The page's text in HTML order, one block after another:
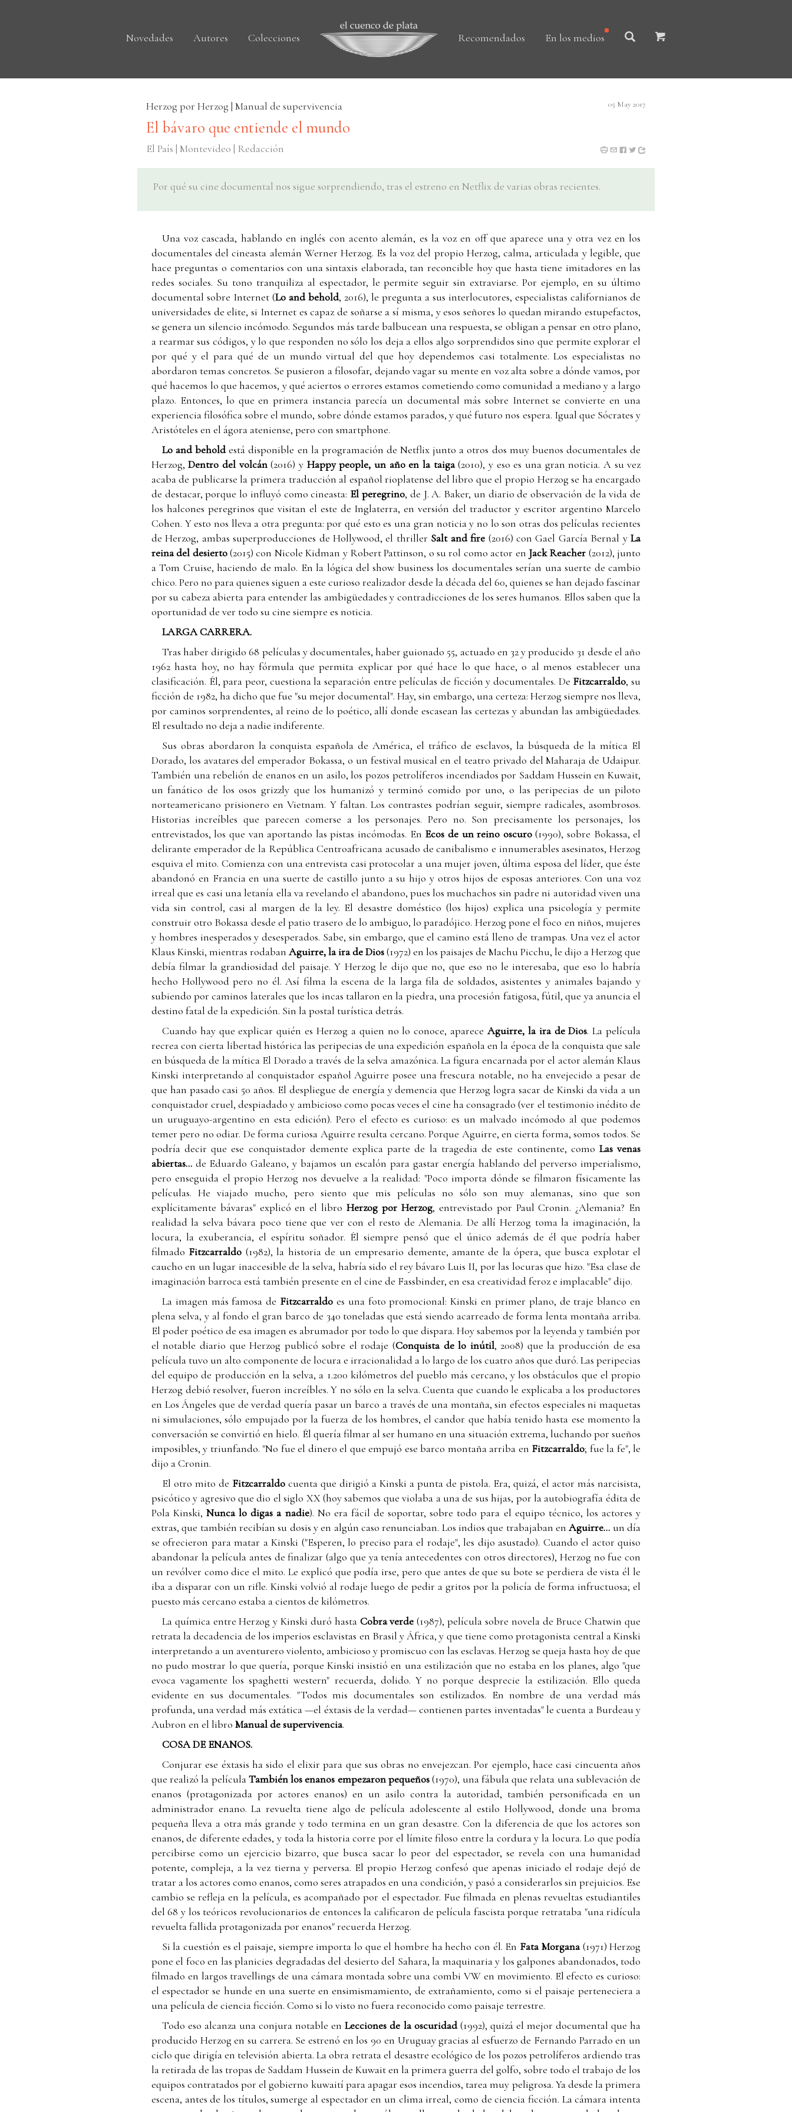
Novedades Autores Colecciones Recomendados En los medios
Herzog por Herzog | Manual de supervivencia 05 May 2017
El bávaro que entiende el mundo
El País | Montevideo | Redacción
Por qué su cine documental nos sigue sorprendiendo, tras el estreno en Netflix de varias obras recientes.
Una voz cascada, hablando en inglés con acento alemán, es la voz en off que aparece una y otra vez en los
documentales del cineasta alemán Werner Herzog. Es la voz del propio Herzog, calma, articulada y legible, que
hace preguntas o comentarios con una sintaxis elaborada, tan reconcible hoy que hasta tiene imitadores en las
redes sociales. Su tono tranquiliza al espectador, le permite seguir sin extraviarse. Por ejemplo, en su último
documental sobre Internet (Lo and behold, 2016), le pregunta a sus interlocutores, especialistas californianos de
universidades de elite, si Internet es capaz de soñarse a sí misma, y esos señores lo quedan mirando estupefactos,
se genera un silencio incómodo. Segundos más tarde balbucean una respuesta, se obligan a pensar en otro plano,
a rearmar sus códigos, y lo que responden no sólo los deja a ellos algo sorprendidos sino que permite explorar el
por qué y el para qué de un mundo virtual del que hoy dependemos casi totalmente. Los especialistas no
abordaron temas concretos. Se pusieron a filosofar, dejando vagar su mente en voz alta sobre a dónde vamos, por
qué hacemos lo que hacemos, y qué aciertos o errores estamos cometiendo como comunidad a mediano y a largo
plazo. Entonces, lo que en primera instancia parecía un documental más sobre Internet se convierte en una
experiencia filosófica sobre el mundo, sobre dónde estamos parados, y qué futuro nos espera. Igual que Sócrates y
Aristóteles en el ágora ateniense, pero con smartphone.
Lo and beholdestá disponible en la programación de Netflix junto a otros dos muy buenos documentales de
Herzog,Dentro del volcán(2016) y Happy people, un año en la taiga(2010), y eso es una gran noticia. A su vez
acaba de publicarse la primera traducción al español rioplatense del libro que el propio Herzog se ha encargado
de destacar, porque lo influyó como cineasta: El peregrino, de J. A. Baker, un diario de observación de la vida de
los halcones peregrinos que visitan el este de Inglaterra, en versión del traductor y escritor argentino Marcelo
Cohen. Y esto nos lleva a otra pregunta: por qué esto es una gran noticia y no lo son otras dos películas recientes
de Herzog, ambas superproducciones de Hollywood, el thriller Salt and fire (2016) con Gael García Bernal yLa
reina del desierto(2015) con Nicole Kidman y Robert Pattinson, o su rol como actor en Jack Reacher (2012), junto
a Tom Cruise, haciendo de malo. En la lógica del show business los documentales serían una suerte de cambio
chico. Pero no para quienes siguen a este curioso realizador desde la década del 60, quienes se han dejado fascinar
por su cabeza abierta para entender las ambigüedades y contradicciones de los seres humanos. Ellos saben que la
oportunidad de ver todo su cine siempre es noticia.
LARGA CARRERA.
Tras haber dirigido 68 películas y documentales, haber guionado 55, actuado en 32 y producido 31 desde el año
1962 hasta hoy, no hay fórmula que permita explicar por qué hace lo que hace, o al menos establecer una
clasificación. Él, para peor, cuestiona la separación entre películas de ficción y documentales. De Fitzcarraldo, su
ficción de 1982, ha dicho que fue "su mejor documental". Hay, sin embargo, una certeza: Herzog siempre nos lleva,
por caminos sorprendentes, al reino de lo poético, allí donde escasean las certezas y abundan las ambigüedades.
El resultado no deja a nadie indiferente.
Sus obras abordaron la conquista española de América, el tráfico de esclavos, la búsqueda de la mítica El
Dorado, los avatares del emperador Bokassa, o un festival musical en el teatro privado del Maharaja de Udaipur.
También una rebelión de enanos en un asilo, los pozos petrolíferos incendiados por Saddam Hussein en Kuwait,
un fanático de los osos grizzly que los humanizó y terminó comido por uno, o las peripecias de un piloto
norteamericano prisionero en Vietnam. Y faltan. Los contrastes podrían seguir, siempre radicales, asombrosos.
Historias increíbles que parecen comerse a los personajes. Pero no. Son precisamente los personajes, los
entrevistados, los que van aportando las pistas incómodas. En Ecos de un reino oscuro(1990), sobre Bokassa, el
delirante emperador de la República Centroafricana acusado de canibalismo e innumerables asesinatos, Herzog
esquiva el mito. Comienza con una entrevista casi protocolar a una mujer joven, última esposa del líder, que éste
abandonó en Francia en una suerte de castillo junto a su hijo y otros hijos de esposas anteriores. Con una voz
irreal que es casi una letanía ella va revelando el abandono, pues los muchachos sin padre ni autoridad viven una
vida sin control, casi al margen de la ley. El desastre doméstico (los hijos) explica una psicología y permite
construir otro Bokassa desde el patio trasero de lo ambiguo, lo paradójico. Herzog pone el foco en niños, mujeres
y hombres inesperados y desesperados. Sabe, sin embargo, que el camino está lleno de trampas. Una vez el actor
Klaus Kinski, mientras rodaban Aguirre, la ira de Dios(1972) en los paisajes de Machu Picchu, le dijo a Herzog que
debía filmar la grandiosidad del paisaje. Y Herzog le dijo que no, que eso no le interesaba, que eso lo habría
hecho Hollywood pero no él. Así filma la escena de la larga fila de soldados, asistentes y animales bajando y
subiendo por caminos laterales que los incas tallaron en la piedra, una procesión fatigosa, fútil, que ya anuncia el
destino fatal de la expedición. Sin la postal turística detrás.
Cuando hay que explicar quién es Herzog a quien no lo conoce, aparece Aguirre, la ira de Dios. La película
recrea con cierta libertad histórica las peripecias de una expedición española en la época de la conquista que sale
en búsqueda de la mítica El Dorado a través de la selva amazónica. La figura encarnada por el actor alemán Klaus
Kinski interpretando al conquistador español Aguirre posee una frescura notable, no ha envejecido a pesar de
que han pasado casi 50 años. El despliegue de energía y demencia que Herzog logra sacar de Kinski da vida a un
conquistador cruel, despiadado y ambicioso como pocas veces el cine ha consagrado (ver el testimonio inédito de
un uruguayo-argentino en esta edición). Pero el efecto es curioso: es un malvado incómodo al que podemos
temer pero no odiar. De forma curiosa Aguirre resulta cercano. Porque Aguirre, en cierta forma, somos todos. Se
podría decir que ese conquistador demente explica parte de la tragedia de este continente, como Las venas
abiertas…de Eduardo Galeano, y bajamos un escalón para gastar energía hablando del perverso imperialismo,
pero enseguida el propio Herzog nos devuelve a la realidad: "Poco importa dónde se filmaron físicamente las
películas. He viajado mucho, pero siento que mis películas no sólo son muy alemanas, sino que son
explícitamente bávaras" explicó en el libroHerzog por Herzog, entrevistado por Paul Cronin. ¿Alemania? En
realidad la selva bávara poco tiene que ver con el resto de Alemania. De allí Herzog toma la imaginación, la
locura, la exuberancia, el espíritu soñador. Él siempre pensó que el único además de él que podría haber
filmado Fitzcarraldo (1982), la historia de un empresario demente, amante de la ópera, que busca explotar el
caucho en un lugar inaccesible de la selva, habría sido el rey bávaro Luis II, por las locuras que hizo. "Esa clase de
imaginación barroca está también presente en el cine de Fassbinder, en esa creatividad feroz e implacable" dijo.
La imagen más famosa de Fitzcarraldo es una foto promocional: Kinski en primer plano, de traje blanco en
plena selva, y al fondo el gran barco de 340 toneladas que está siendo acarreado de forma lenta montaña arriba.
El poder poético de esa imagen es abrumador por todo lo que dispara. Hoy sabemos por la leyenda y también por
el notable diario que Herzog publicó sobre el rodaje (Conquista de lo inútil, 2008) que la producción de esa
película tuvo un alto componente de locura e irracionalidad a lo largo de los cuatro años que duró. Las peripecias
del equipo de producción en la selva, a 1.200 kilómetros del pueblo más cercano, y los obstáculos que el propio
Herzog debió resolver, fueron increíbles. Y no sólo en la selva. Cuenta que cuando le explicaba a los productores
en Los Ángeles que de verdad quería pasar un barco a través de una montaña, sin efectos especiales ni maquetas
ni simulaciones, sólo empujado por la fuerza de los hombres, el candor que había tenido hasta ese momento la
conversación se convirtió en hielo. Él quería filmar al ser humano en una situación extrema, luchando por sueños
imposibles, y triunfando. "No fue el dinero el que empujó ese barco montaña arriba en Fitzcarraldo; fue la fe", le
dijo a Cronin.
El otro mito de Fitzcarraldocuenta que dirigió a Kinski a punta de pistola. Era, quizá, el actor más narcisista,
psicótico y agresivo que dio el siglo XX (hoy sabemos que violaba a una de sus hijas, por la autobiografía édita de
Pola Kinski,Nunca lo digas a nadie). No era fácil de soportar, sobre todo para el equipo técnico, los actores y
extras, que también recibían su dosis y en algún caso renunciaban. Los indios que trabajaban enAguirre… un día
se ofrecieron para matar a Kinski ("Esperen, lo preciso para el rodaje", les dijo asustado). Cuando el actor quiso
abandonar la película antes de finalizar (algo que ya tenía antecedentes con otros directores), Herzog no fue con
un revólver como dice el mito. Le explicó que podía irse, pero que antes de que su bote se perdiera de vista él le
iba a disparar con un rifle. Kinski volvió al rodaje luego de pedir a gritos por la policía de forma infructuosa; el
puesto más cercano estaba a cientos de kilómetros.
La química entre Herzog y Kinski duró hasta Cobra verde(1987), película sobre novela de Bruce Chatwin que
retrata la decadencia de los imperios esclavistas en Brasil y África, y que tiene como protagonista central a Kinski
interpretando a un aventurero violento, ambicioso y promiscuo con las esclavas. Herzog se queja hasta hoy de que
no pudo mostrar lo que quería, porque Kinski insistió en una estilización que no estaba en los planes, algo "que
evoca vagamente los spaghetti western" recuerda, dolido. Y no porque desprecie la estilización. Ello queda
evidente en sus documentales. "Todos mis documentales son estilizados. En nombre de una verdad más
profunda, una verdad más extática —el éxtasis de la verdad— contienen partes inventadas" le cuenta a Burdeau y
Aubron en el libro Manual de supervivencia.
COSA DE ENANOS.
Conjurar ese éxtasis ha sido el elixir para que sus obras no envejezcan. Por ejemplo, hace casi cincuenta años
que realizó la películaTambién los enanos empezaron pequeños(1970), una fábula que relata una sublevación de
enanos (protagonizada por actores enanos) en un asilo contra la autoridad, también personificada en un
administrador enano. La revuelta tiene algo de película adolescente al estilo Hollywood, donde una broma
pequeña lleva a otra más grande y todo termina en un gran desastre. Con la diferencia de que los actores son
enanos, de diferente edades, y toda la historia corre por el límite filoso entre la cordura y la locura. Lo que podía
percibirse como un ejercicio bizarro, que busca sacar lo peor del espectador, se revela con una humanidad
potente, compleja, a la vez tierna y perversa. El propio Herzog confesó que apenas iniciado el rodaje dejó de
tratar a los actores como enanos, como seres atrapados en una condición, y pasó a considerarlos sin prejuicios. Ese
cambio se refleja en la película, es acompañado por el espectador. Fue filmada en plenas revueltas estudiantiles
del 68 y los teóricos revolucionarios de entonces la calificaron de película fascista porque retrataba "una ridícula
revuelta fallida protagonizada por enanos" recuerda Herzog.
Si la cuestión es el paisaje, siempre importa lo que el hombre ha hecho con él. En Fata Morgana(1971) Herzog
pone el foco en las planicies degradadas del desierto del Sahara, la maquinaria y los galpones abandonados, todo
filmado en largos travellings de una cámara montada sobre una combi VW en movimiento. El efecto es curioso:
el espectador se hunde en una suerte en ensimismamiento, de extrañamiento, como si el paisaje perteneciera a
una película de ciencia ficción. Como si lo visto no fuera reconocido como paisaje terrestre.
Todo eso alcanza una conjura notable enLecciones de la oscuridad(1992), quizá el mejor documental que ha
producido Herzog en su carrera. Se estrenó en los 90 en Uruguay gracias al esfuerzo de Fernando Parrado en un
ciclo que dirigía en televisión abierta. La obra retrata el desastre ecológico de los pozos petrolíferos ardiendo tras
la retirada de las tropas de Saddam Hussein de Kuwait en la primera guerra del golfo, sobre todo el trabajo de los
equipos contratados por el gobierno kuwaití para apagar esos incendios, tarea muy peligrosa. Ya desde la primera
escena, antes de los títulos, sumerge al espectador en un clima irreal, como de ciencia ficción. La cámara intenta